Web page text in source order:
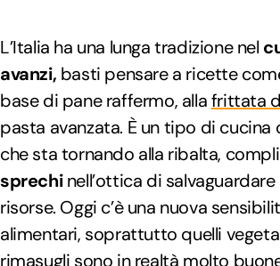
L’Italia ha una lunga tradizione nel
avanzi, basti pensare a ricette
base di pane raffermo, allafrittata
pasta avanzata. È un tipo di
che sta tornando alla ribalta,
sprechinell’ottica di
risorse. Oggi c’è una nuova
alimentari, soprattutto quelli
rimasugli sono in realtà molto